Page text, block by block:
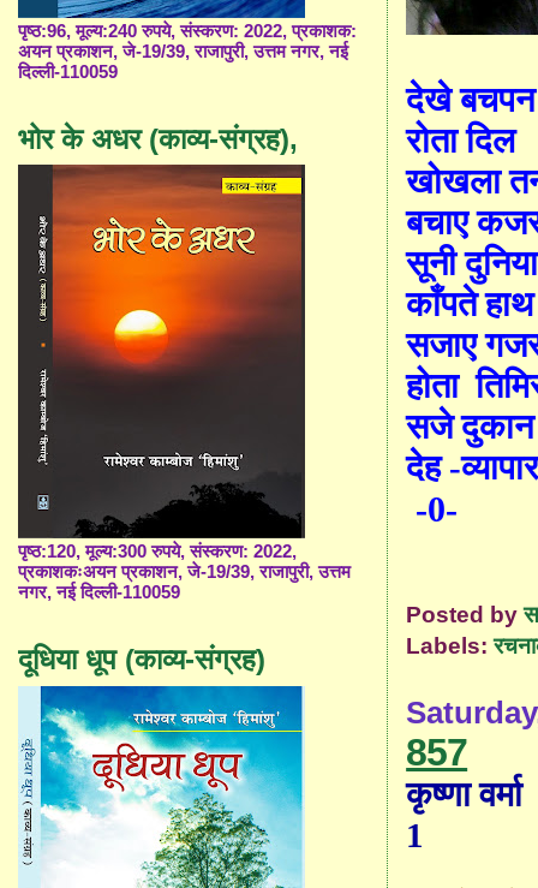
देखे बचपन
रोता दिल
खोखला
बचाए
सूनी दुनिया
काँपते हाथ
सजाए
होता
सजे दुकान
देह -
-0-
Posted by
Labels:
857
कृष्णा वर्मा
1
पृष्ठ:96, मूल्य:240 रुपये, संस्करण: 2022, प्रकाशक:
अयन प्रकाशन, जे-19/39, राजापुरी, उत्तम नगर, नई
दिल्ली-110059
भोर के अधर (काव्य-संग्रह),
पृष्ठ:120, मूल्य:300 रुपये, संस्करण: 2022,
प्रकाशकःअयन प्रकाशन, जे-19/39, राजापुरी, उत्तम
नगर, नई दिल्ली-110059
दूधिया धूप (काव्य-संग्रह)